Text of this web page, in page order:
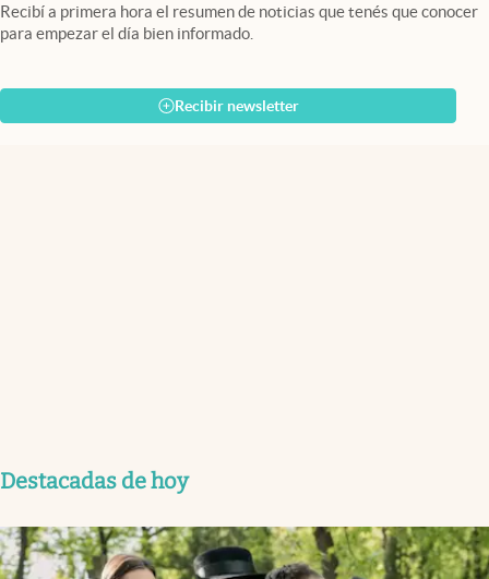
Recibí a primera hora el resumen de noticias que tenés que conocer
para empezar el día bien informado.
Recibir newsletter
Destacadas de hoy